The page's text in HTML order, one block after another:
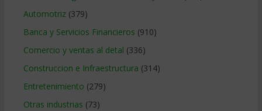
Automotriz(379)
Banca y Servicios Financieros (910)
Comercio y ventas al detal (336)
Construccion e Infraestructura (314)
Entretenimiento (279)
Otras industrias (73)